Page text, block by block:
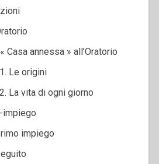
Casa annessa » all’Oratorio
Le origini
La vita di ogni giorno
impiego
impiego